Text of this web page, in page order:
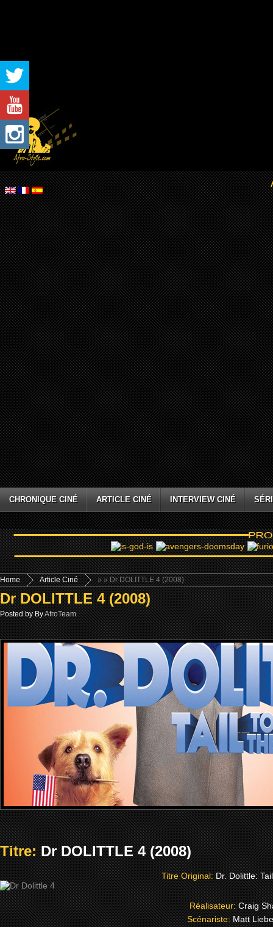
CHRONIQUE CINÉ ARTICLE CINÉ INTERVIEW CINÉ
Home »
Article Ciné » Dr DOLITTLE 4 (2008)
Dr DOLITTLE 4 (2008)
Posted by ByAfroTeam
Titre:Dr DOLITTLE 4 (2008)
Titre Original:Dr. Dolittle:
Réalisateur:Craig
Scénariste:Matt